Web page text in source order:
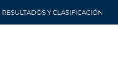
RESULTADOS Y CLASIFICACIÓN